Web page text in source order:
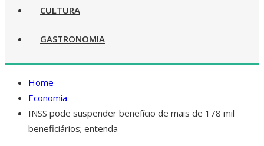
CULTURA
GASTRONOMIA
Home
Economia
INSS pode suspender benefício de mais de 178 mil
beneficiários; entenda